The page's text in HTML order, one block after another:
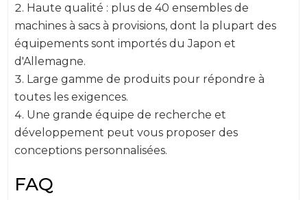
Haute qualité : plus de 40 ensembles de
machines à sacs à provisions, dont la plupart des
équipements sont importés du Japon et
d'Allemagne.
Large gamme de produits pour répondre à
toutes les exigences.
Une grande équipe de recherche et
développement peut vous proposer des
conceptions personnalisées.
FAQ